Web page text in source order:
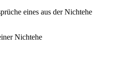
eines aus der Nichtehe
Nichtehe